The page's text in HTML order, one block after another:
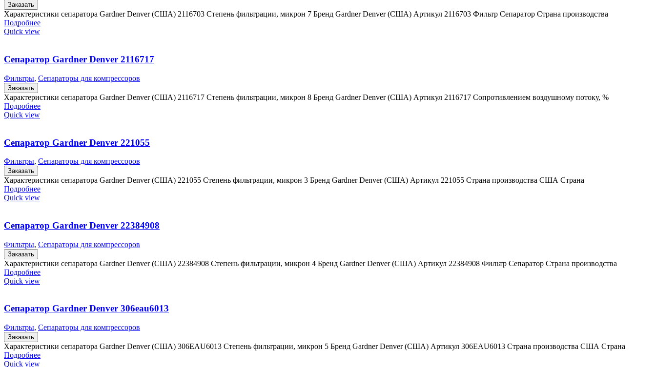
Заказать
Характеристики сепаратора Gardner Denver (США) 2116703 Степень фильтрации, микрон 7 Бренд Gardner Denver (США) Артикул 2116703 Фильтр Сепаратор Страна производства
Подробнее
Quick view
Сепаратор Gardner Denver 2116717
Фильтры, Сепараторы для компрессоров
Заказать
Характеристики сепаратора Gardner Denver (США) 2116717 Степень фильтрации, микрон 8 Бренд Gardner Denver (США) Артикул 2116717 Сопротивлением воздушному потоку, %
Подробнее
Quick view
Сепаратор Gardner Denver 221055
Фильтры, Сепараторы для компрессоров
Заказать
Характеристики сепаратора Gardner Denver (США) 221055 Степень фильтрации, микрон 3 Бренд Gardner Denver (США) Артикул 221055 Страна производства США Страна
Подробнее
Quick view
Сепаратор Gardner Denver 22384908
Фильтры, Сепараторы для компрессоров
Заказать
Характеристики сепаратора Gardner Denver (США) 22384908 Степень фильтрации, микрон 4 Бренд Gardner Denver (США) Артикул 22384908 Фильтр Сепаратор Страна производства
Подробнее
Quick view
Сепаратор Gardner Denver 306eаu6013
Фильтры, Сепараторы для компрессоров
Заказать
Характеристики сепаратора Gardner Denver (США) 306EАU6013 Степень фильтрации, микрон 5 Бренд Gardner Denver (США) Артикул 306EАU6013 Страна производства США Страна
Подробнее
Quick view